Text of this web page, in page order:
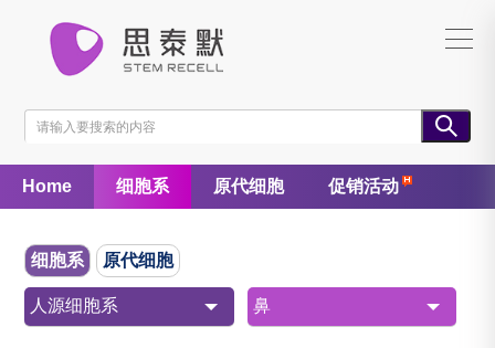
Home 细胞系 原代细胞 促销活动
细胞系 原代细胞
人源细胞系 鼻